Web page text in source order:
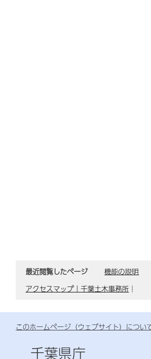
最近閲覧したページ
機能の説明
アクセスマップ｜千葉土木事務所 ｜
このホームページ（ウェブサイト）につい
千葉県庁